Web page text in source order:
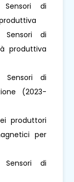
Sensori di
Sensori di
produttiva
Sensori di
(2023-
produttori
per
Sensori di